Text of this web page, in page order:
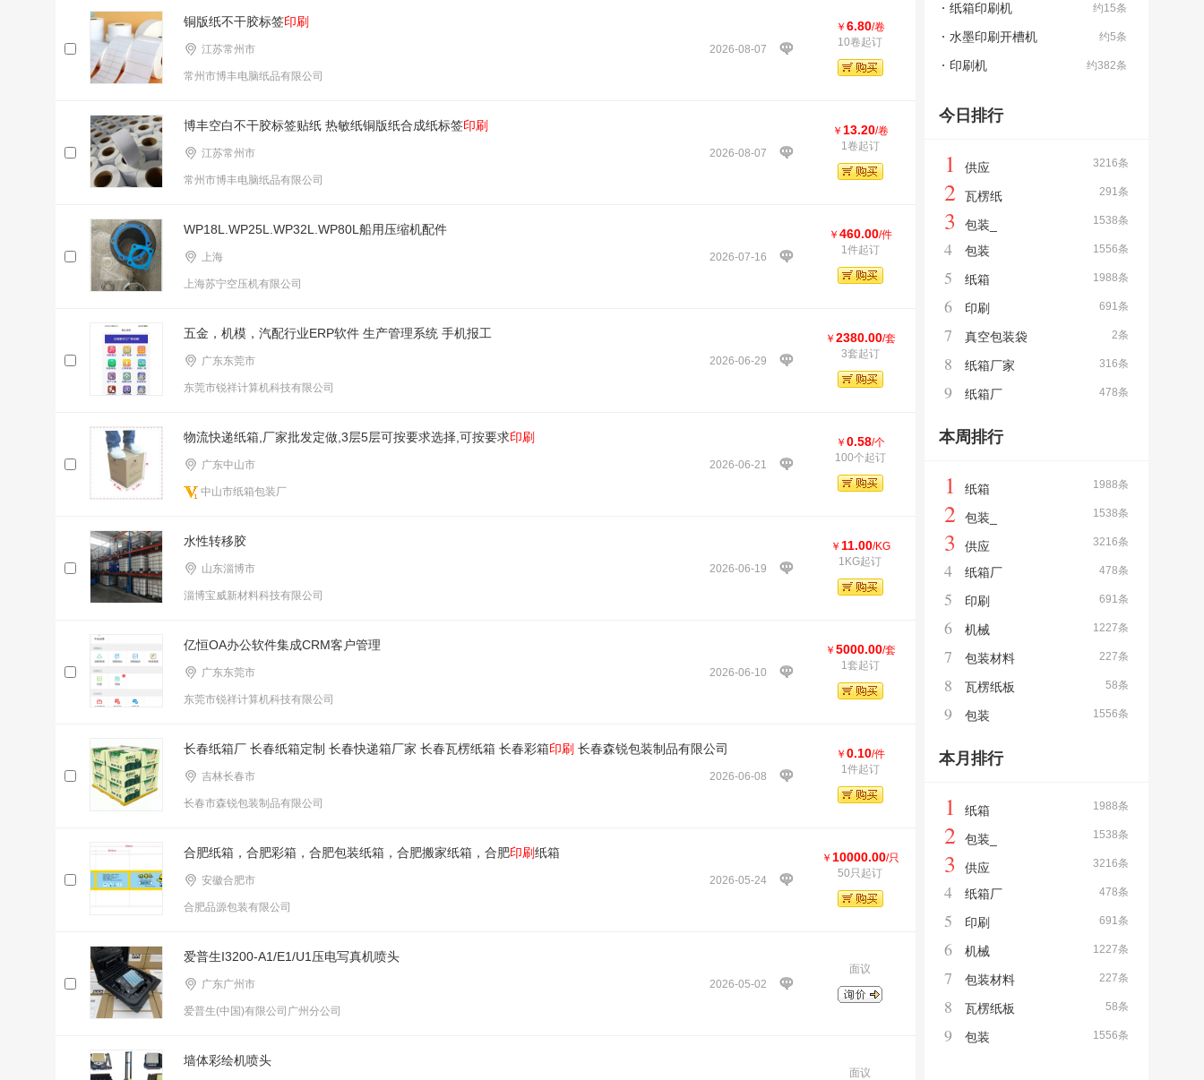
铜版纸不干胶标签印刷
2026-08-07
江苏常州市
常州市博丰电脑纸品有限公司
￥ 6.80/卷
10卷起订
博丰空白不干胶标签贴纸 热敏纸铜版纸合成纸标签印刷
2026-08-07
江苏常州市
常州市博丰电脑纸品有限公司
￥ 13.20/卷
1卷起订
WP18L.WP25L.WP32L.WP80L船用压缩机配件
2026-07-16
上海
上海苏宁空压机有限公司
￥ 460.00/件
1件起订
五金，机模，汽配行业ERP软件 生产管理系统 手机报工
2026-06-29
广东东莞市
东莞市锐祥计算机科技有限公司
￥ 2380.00/套
3套起订
物流快递纸箱,厂家批发定做,3层5层可按要求选择,可按要求印刷
2026-06-21
广东中山市
中山市纸箱包装厂
￥ 0.58/个
100个起订
水性转移胶
2026-06-19
山东淄博市
淄博宝威新材料科技有限公司
￥ 11.00/KG
1KG起订
亿恒OA办公软件集成CRM客户管理
2026-06-10
广东东莞市
东莞市锐祥计算机科技有限公司
￥ 5000.00/套
1套起订
长春纸箱厂 长春纸箱定制 长春快递箱厂家 长春瓦楞纸箱 长春彩箱印刷 长春森锐包装制品有限公司
2026-06-08
吉林长春市
长春市森锐包装制品有限公司
￥ 0.10/件
1件起订
合肥纸箱，合肥彩箱，合肥包装纸箱，合肥搬家纸箱，合肥印刷纸箱
2026-05-24
安徽合肥市
合肥品源包装有限公司
￥ 10000.00/只
50只起订
爱普生I3200-A1/E1/U1压电写真机喷头
2026-05-02
广东广州市
爱普生(中国)有限公司广州分公司
面议
墙体彩绘机喷头
面议
约15条
纸箱印刷机
约5条
水墨印刷开槽机
约382条
印刷机
今日排行
3216条
1 供应
291条
2 瓦楞纸
1538条
3 包装_
1556条
4 包装
1988条
5 纸箱
691条
6 印刷
2条
7 真空包装袋
316条
8 纸箱厂家
478条
9 纸箱厂
本周排行
1988条
1 纸箱
1538条
2 包装_
3216条
3 供应
478条
4 纸箱厂
691条
5 印刷
1227条
6 机械
227条
7 包装材料
58条
8 瓦楞纸板
1556条
9 包装
本月排行
1988条
1 纸箱
1538条
2 包装_
3216条
3 供应
478条
4 纸箱厂
691条
5 印刷
1227条
6 机械
227条
7 包装材料
58条
8 瓦楞纸板
1556条
9 包装